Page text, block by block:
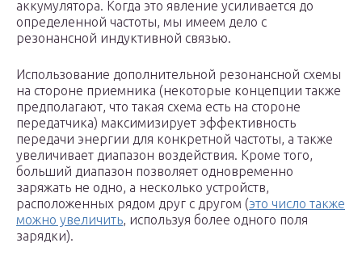
аккумулятора. Когда это явление усиливается до
определенной частоты, мы имеем дело с
резонансной индуктивной связью.
Использование дополнительной резонансной схемы
на стороне приемника (некоторые концепции также
предполагают, что такая схема есть на стороне
передатчика) максимизирует эффективность
передачи энергии для конкретной частоты, а также
увеличивает диапазон воздействия. Кроме того,
больший диапазон позволяет одновременно
заряжать не одно, а несколько устройств,
расположенных рядом друг с другом (это число также
можно увеличить, используя более одного поля
зарядки).